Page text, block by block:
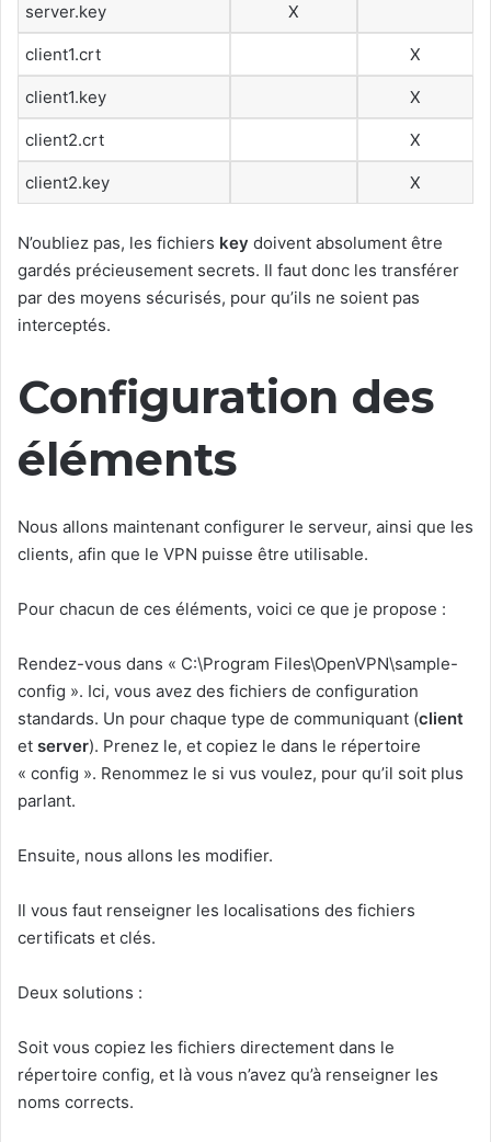
server.key X
client1.crt X
client1.key X
client2.crt X
client2.key X
N’oubliez pas, les fichiers key doivent absolument être
gardés précieusement secrets. Il faut donc les transférer
par des moyens sécurisés, pour qu’ils ne soient pas
interceptés.
Configuration des
éléments
Nous allons maintenant configurer le serveur, ainsi que les
clients, afin que le VPN puisse être utilisable.
Pour chacun de ces éléments, voici ce que je propose :
Rendez-vous dans « C:\Program Files\OpenVPN\sample-
config ». Ici, vous avez des fichiers de configuration
standards. Un pour chaque type de communiquant (client
et server). Prenez le, et copiez le dans le répertoire
« config ». Renommez le si vus voulez, pour qu’il soit plus
parlant.
Ensuite, nous allons les modifier.
Il vous faut renseigner les localisations des fichiers
certificats et clés.
Deux solutions :
Soit vous copiez les fichiers directement dans le
répertoire config, et là vous n’avez qu’à renseigner les
noms corrects.